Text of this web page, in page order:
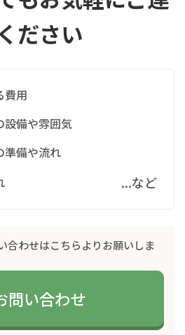
ださい
費用
設備や雰囲気
準備や流れ
...など
合わせはこちらよりお願いしま
問い合わせ